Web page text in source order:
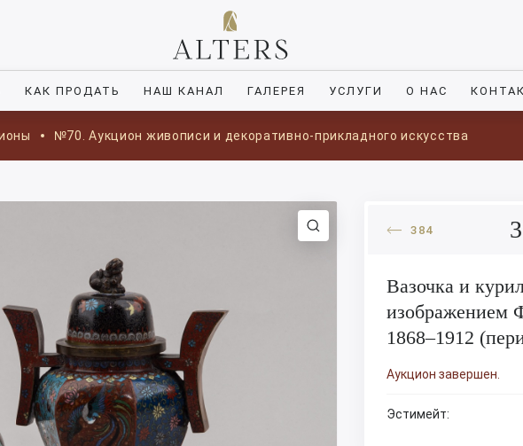
КАК ПРОДАТЬ НАШ КАНАЛ ГАЛЕРЕЯ УСЛУГИ О НАС
№70. Аукцион живописи и декоративно-прикладного искусства
384
Вазочка и
изображением
1868–1912
Аукцион завершен.
Эстимейт: